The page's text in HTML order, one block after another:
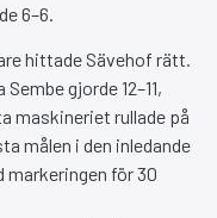
6–6.
hittade Sävehof rätt.
gjorde 12–11,
maskineriet rullade på
målen i den inledande
markeringen för 30